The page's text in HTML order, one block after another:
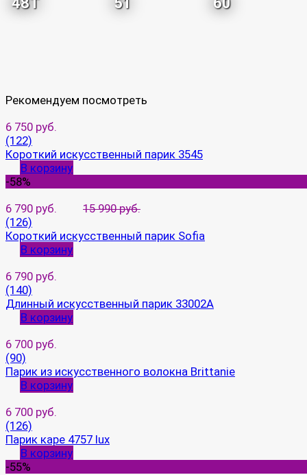
Рекомендуем посмотреть
6 750 руб.
(122)
Короткий искусственный парик 3545
В корзину
-58%
6 790 руб.
15 990 руб.
(126)
Короткий искусственный парик Sofia
В корзину
6 790 руб.
(140)
Длинный искусственный парик 33002A
В корзину
6 700 руб.
(90)
Парик из искусственного волокна Brittanie
В корзину
6 700 руб.
(126)
Парик каре 4757 lux
В корзину
-55%